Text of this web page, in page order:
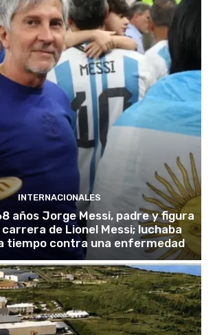
INTERNACIONALES
años Jorge Messi, padre y figura
de Lionel Messi; luchaba
tiempo contra una enfermedad